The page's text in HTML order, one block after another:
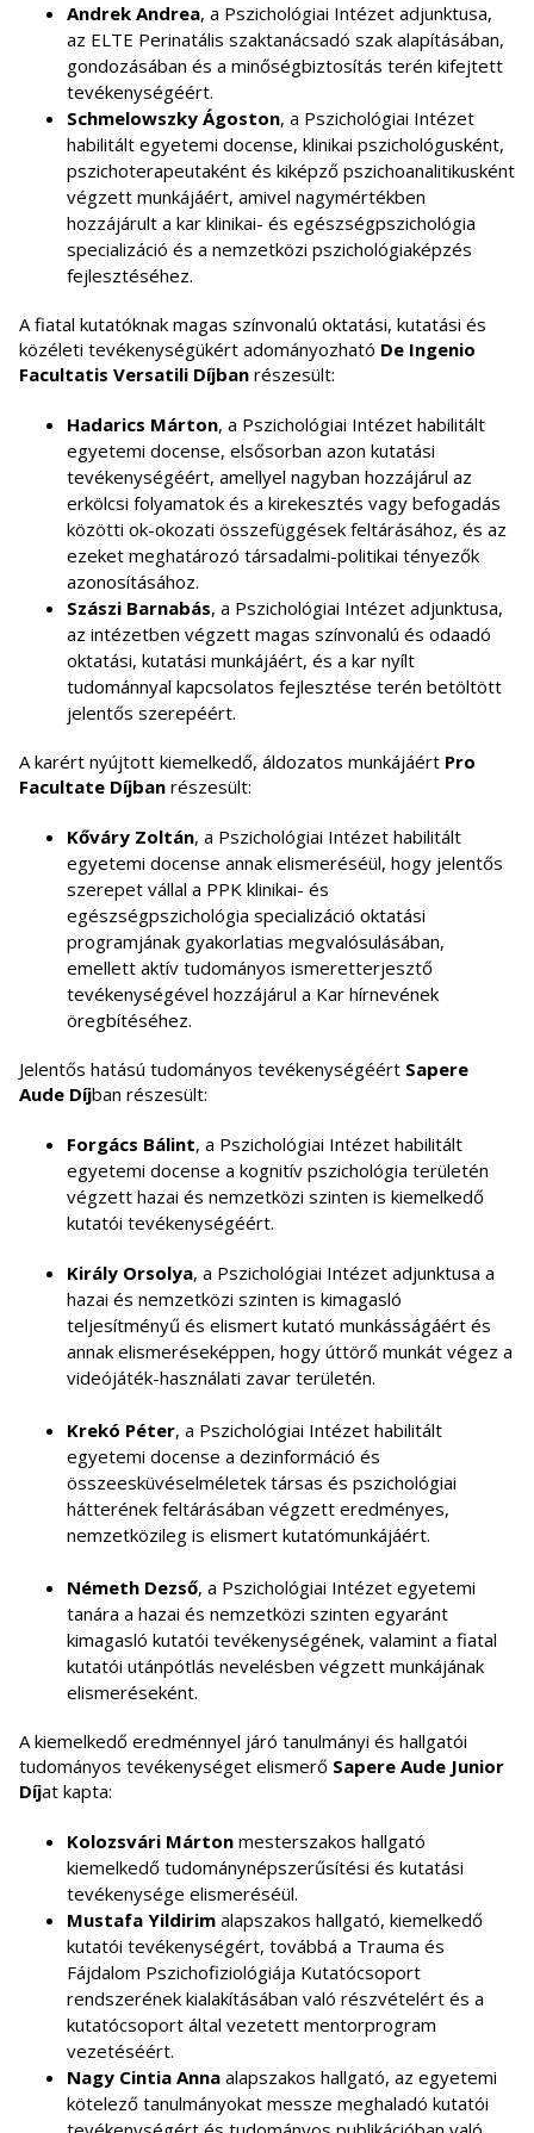
Andrek Andrea, a Pszichológiai Intézet adjunktusa,
az ELTE Perinatális szaktanácsadó szak alapításában,
gondozásában és a minőségbiztosítás terén kifejtett
tevékenységéért.
Schmelowszky Ágoston, a Pszichológiai Intézet
habilitált egyetemi docense, klinikai pszichológusként,
pszichoterapeutaként és kiképző pszichoanalitikusként
végzett munkájáért, amivel nagymértékben
hozzájárult a kar klinikai- és egészségpszichológia
specializáció és a nemzetközi pszichológiaképzés
fejlesztéséhez.
A fiatal kutatóknak magas színvonalú oktatási, kutatási és
közéleti tevékenységükért adományozható De Ingenio
Facultatis Versatili Díjban részesült:
Hadarics Márton, a Pszichológiai Intézet habilitált
egyetemi docense, elsősorban azon kutatási
tevékenységéért, amellyel nagyban hozzájárul az
erkölcsi folyamatok és a kirekesztés vagy befogadás
közötti ok-okozati összefüggések feltárásához, és az
ezeket meghatározó társadalmi-politikai tényezők
azonosításához.
Szászi Barnabás, a Pszichológiai Intézet adjunktusa,
az intézetben végzett magas színvonalú és odaadó
oktatási, kutatási munkájáért, és a kar nyílt
tudománnyal kapcsolatos fejlesztése terén betöltött
jelentős szerepéért.
A karért nyújtott kiemelkedő, áldozatos munkájáért Pro
Facultate Díjban részesült:
Kőváry Zoltán, a Pszichológiai Intézet habilitált
egyetemi docense annak elismeréséül, hogy jelentős
szerepet vállal a PPK klinikai- és
egészségpszichológia specializáció oktatási
programjának gyakorlatias megvalósulásában,
emellett aktív tudományos ismeretterjesztő
tevékenységével hozzájárul a Kar hírnevének
öregbítéséhez.
Jelentős hatású tudományos tevékenységéért Sapere
Aude Díjban részesült:
Forgács Bálint, a Pszichológiai Intézet habilitált
egyetemi docense a kognitív pszichológia területén
végzett hazai és nemzetközi szinten is kiemelkedő
kutatói tevékenységéért.
Király Orsolya, a Pszichológiai Intézet adjunktusa a
hazai és nemzetközi szinten is kimagasló
teljesítményű és elismert kutató munkásságáért és
annak elismeréseképpen, hogy úttörő munkát végez a
videójáték-használati zavar területén.
Krekó Péter, a Pszichológiai Intézet habilitált
egyetemi docense a dezinformáció és
összeesküvéselméletek társas és pszichológiai
hátterének feltárásában végzett eredményes,
nemzetközileg is elismert kutatómunkájáért.
Németh Dezső, a Pszichológiai Intézet egyetemi
tanára a hazai és nemzetközi szinten egyaránt
kimagasló kutatói tevékenységének, valamint a fiatal
kutatói utánpótlás nevelésben végzett munkájának
elismeréseként.
A kiemelkedő eredménnyel járó tanulmányi és hallgatói
tudományos tevékenységet elismerő Sapere Aude Junior
Díjat kapta:
Kolozsvári Márton mesterszakos hallgató
kiemelkedő tudománynépszerűsítési és kutatási
tevékenysége elismeréséül.
Mustafa Yildirim alapszakos hallgató, kiemelkedő
kutatói tevékenységért, továbbá a Trauma és
Fájdalom Pszichofiziológiája Kutatócsoport
rendszerének kialakításában való részvételért és a
kutatócsoport által vezetett mentorprogram
vezetéséért.
Nagy Cintia Anna alapszakos hallgató, az egyetemi
kötelező tanulmányokat messze meghaladó kutatói